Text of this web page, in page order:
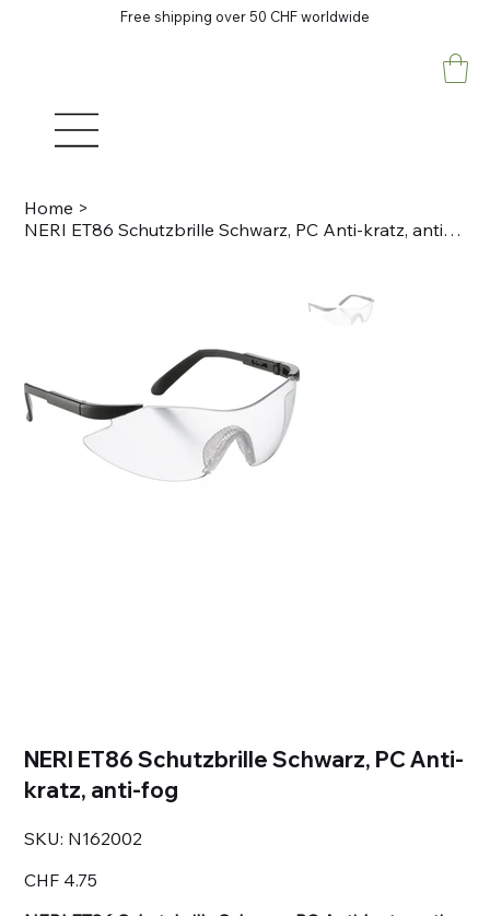
Free shipping over 50 CHF worldwide
Home >
NERI ET86 Schutzbrille Schwarz, PC Anti-kratz, anti-fog
NERI ET86 Schutzbrille Schwarz, PC Anti-
kratz, anti-fog
SKU: SKU
N162002
N162002
CHF 4.75